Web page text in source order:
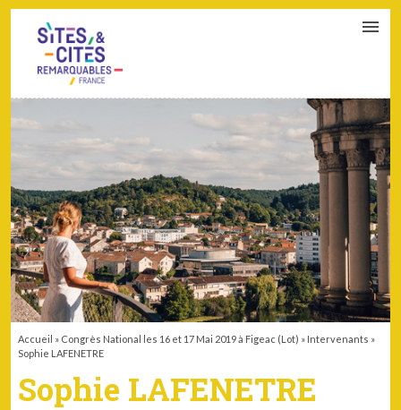
Accueil » Congrès National les 16 et 17 Mai 2019 à Figeac (Lot) » Intervenants »
Sophie LAFENETRE
Sophie LAFENETRE